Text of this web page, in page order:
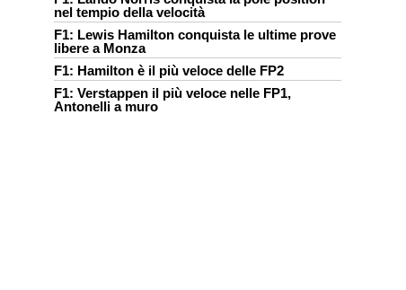
nel tempio della velocità
F1: Lewis Hamilton conquista le ultime prove
libere a Monza
F1: Hamilton è il più veloce delle FP2
F1: Verstappen il più veloce nelle FP1,
Antonelli a muro